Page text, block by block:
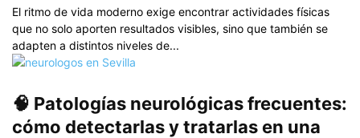
El ritmo de vida moderno exige encontrar actividades físicas
que no solo aporten resultados visibles, sino que también se
adapten a distintos niveles de...
🧠 Patologías neurológicas frecuentes:
cómo detectarlas y tratarlas en una